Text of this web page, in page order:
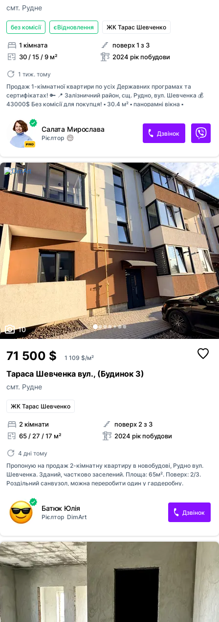
смт. Рудне
без комісії єВідновлення ЖК Тарас Шевченко
1 кімната
30 / 15 / 9 м²
поверх 1 з 3
2024 рік побудови
1 тиж. тому
Продаж 1-кімнатної квартири по усіх Державних програмах та
сертифікатах! 🔑 📍 Залізничний район, сщ. Рудно, вул. Шевченка 💰
43000$ Без комісії для покупця! ▪️ 30.4 м² ▪️ панорамні вікна ▪️
газове опалення ▪️ якісне цегляне будівництво + монолітне
перекриття ⚡ Якщо у вас вже затверджений державний сертифікат
чи ваучер — не відкладайте рішення. Більшість програм мають
обмежений термін дії, а хороші квартири швидко знаходять своїх
власників. Це чудовий варіант для першого житла, інвестиції або
комфортного старту у власному домі 🏡 📞 Телефонуйте зараз, щоб
встигнути використати свою можливість на вигідних умовах.
Салата Мирослава
Рієлтор
Дзвінок
10
71 500 $ 1 109 $/м²
Тараса Шевченка вул., (Будинок 3)
смт. Рудне
ЖК Тарас Шевченко
2 кімнати
65 / 27 / 17 м²
поверх 2 з 3
2024 рік побудови
4 дні тому
Пропоную на продаж 2-кімнатну квартиру в новобудові, Рудно вул.
Шевченка. Зданий, частково заселений. Площа: 65м². Поверх: 2/3.
Роздільний санвузол, можна переробити один у гардеробну.
засклений) Є відеоогляд. Тихий район, зручне сполучення зі Львовом
Телефонуйте за деталями.
Батюк Юлія
Рієлтор DimArt
Дзвінок